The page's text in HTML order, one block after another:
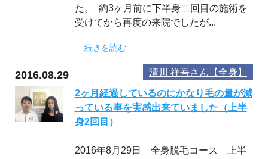
た。 約3ヶ月前に下半身二回目の施術を
受けてから再度の来院でしたが...
続きを読む
2016.08.29 清川 祥吾さん【全身】
2ヶ月経過しているのにかなり毛の量が減
っている事を実感出来ていました（上半
身2回目）
2016年8月29日 全身脱毛コース 上半